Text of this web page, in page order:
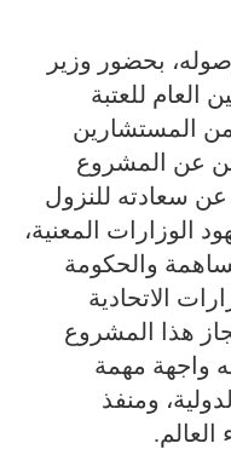
بحضور وزير
العام للعتبة
المستشارين
عن المشروع
سعادته للنزول
الوزارات المعنية،
والحكومة
الاتحادية
هذا المشروع
واجهة مهمة
ومنفذ
العالم.